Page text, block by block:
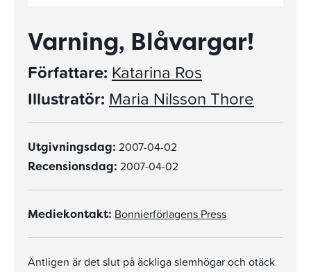
Varning, Blåvargar!
Författare: Katarina Ros
Illustratör: Maria Nilsson Thore
Utgivningsdag: 2007-04-02
Recensionsdag: 2007-04-02
Mediekontakt: Bonnierförlagens Press
Äntligen är det slut på äckliga slemhögar och otäck